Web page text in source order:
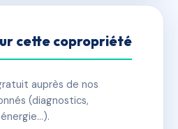
cette copropriété
auprès de nos
(diagnostics,